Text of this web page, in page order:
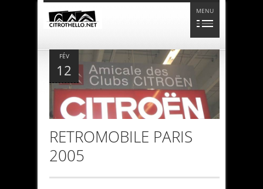
MENU
FÉV
12
RETROMOBILE PARIS
2005